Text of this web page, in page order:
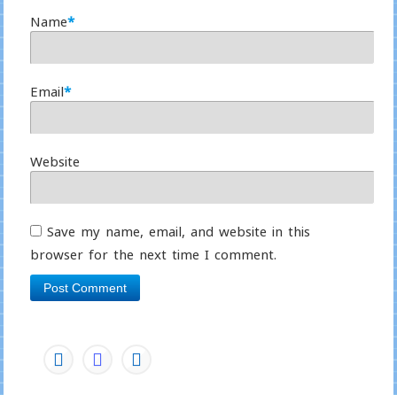
Name*
Email*
Website
Save my name, email, and website in this
browser for the next time I comment.